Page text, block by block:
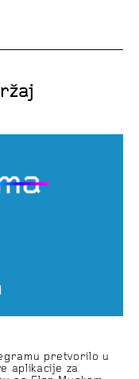
pretvorilo u
aplikacije za